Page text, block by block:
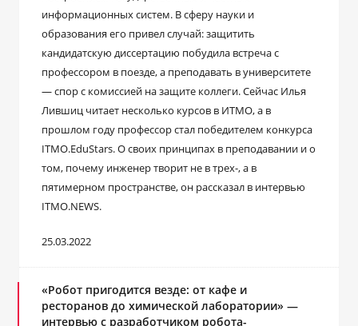
информационных систем. В сферу науки и
образования его привел случай: защитить
кандидатскую диссертацию побудила встреча с
профессором в поезде, а преподавать в университете
― спор с комиссией на защите коллеги. Сейчас Илья
Лившиц читает несколько курсов в ИТМО, а в
прошлом году профессор стал победителем конкурса
ITMO.EduStars. О своих принципах в преподавании и о
том, почему инженер творит не в трех-, а в
пятимерном пространстве, он рассказал в интервью
ITMO.NEWS.
25.03.2022
«Робот пригодится везде: от кафе и
ресторанов до химической лаборатории» —
интервью с разработчиком робота-